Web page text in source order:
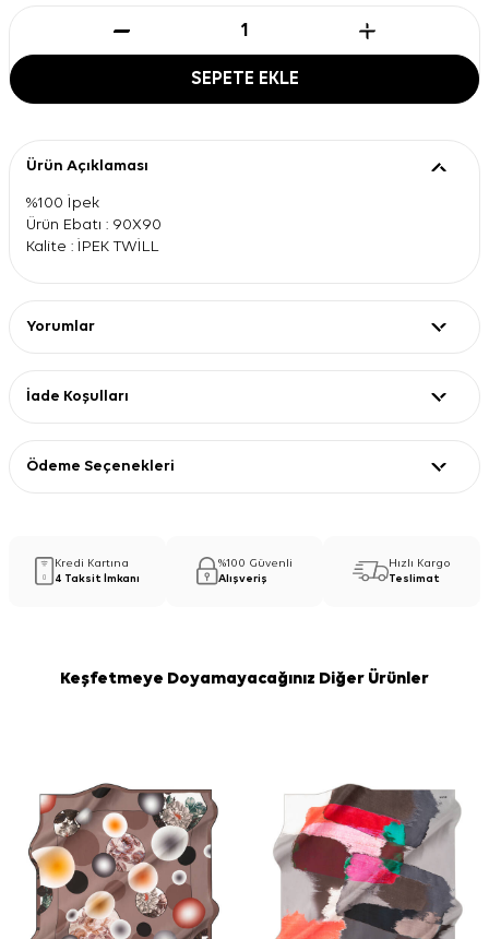
SEPETE EKLE
Ürün Açıklaması
%100 İpek
Ürün Ebatı : 90X90
Kalite : İPEK TWİLL
Yorumlar
İade Koşulları
Ödeme Seçenekleri
Kredi Kartına
4 Taksit İmkanı
%100 Güvenli
Alışveriş
Hızlı Kargo
Teslimat
Keşfetmeye Doyamayacağınız Diğer Ürünler